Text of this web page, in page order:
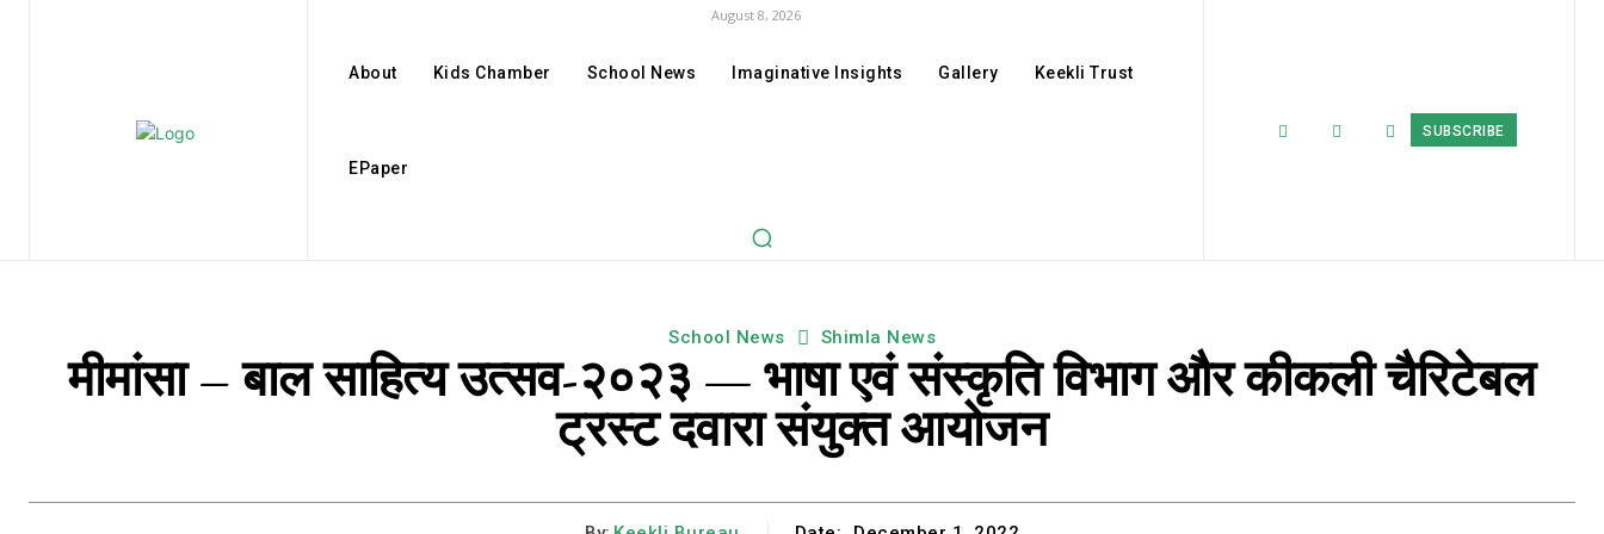
August 8, 2026
About Kids Chamber School News Imaginative Insights Gallery Keekli Trust
EPaper
SUBSCRIBE
School News Shimla News
मीमांसा – बाल साहित्य उत्सव-२०२३ — भाषा एवं संस्कृति विभाग और कीकली चैरिटेबल
ट्रस्ट दवारा संयुक्त आयोजन